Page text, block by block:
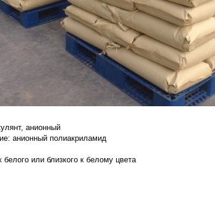
анионный
анионный полиакриламид
или близкого к белому цвета